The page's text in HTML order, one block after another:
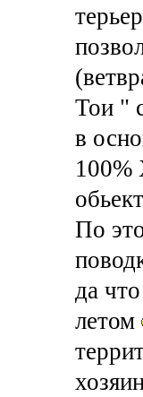
Тои "
в
100%
По
да
летом